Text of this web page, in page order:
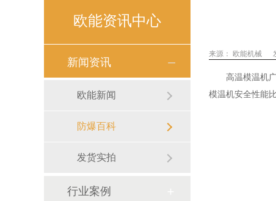
来源： 欧能机械
高温模温机
模温机安全性能
欧能资讯中心
新闻资讯
欧能新闻
防爆百科
发货实拍
行业案例